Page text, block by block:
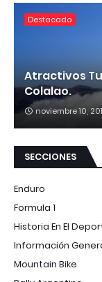
Destacado
Atractivos
Colalao.
noviembre 10,
SECCIONES
Enduro
Formula 1
Historia En El
Información
Mountain Bike